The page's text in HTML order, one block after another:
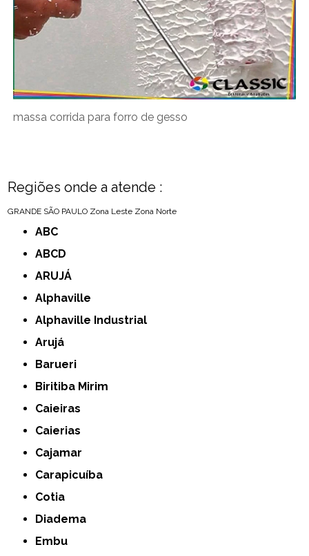
massa corrida para forro de gesso
Regiões onde a atende :
GRANDE SÃO PAULO Zona Leste Zona Norte
ABC
ABCD
ARUJÁ
Alphaville
Alphaville Industrial
Arujá
Barueri
Biritiba Mirim
Caieiras
Caierias
Cajamar
Carapicuíba
Cotia
Diadema
Embu